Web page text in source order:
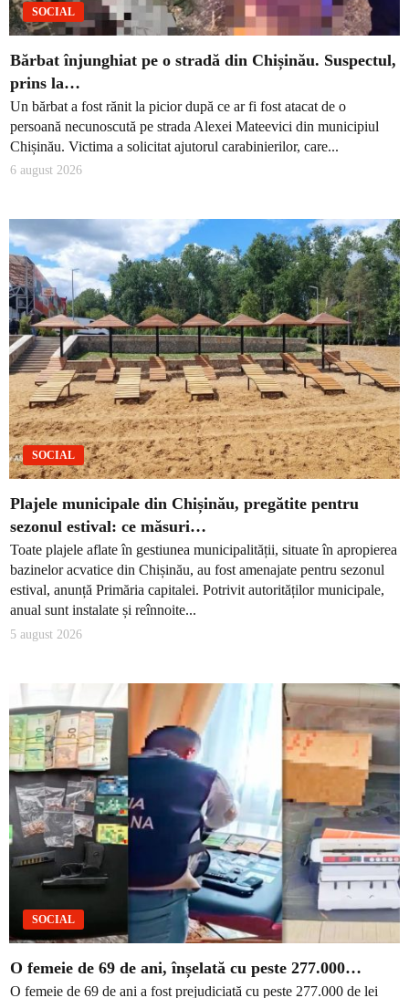
SOCIAL
Bărbat înjunghiat pe o stradă din Chișinău. Suspectul,
prins la…
Un bărbat a fost rănit la picior după ce ar fi fost atacat de o
persoană necunoscută pe strada Alexei Mateevici din municipiul
Chișinău. Victima a solicitat ajutorul carabinierilor, care...
6 august 2026
SOCIAL
Plajele municipale din Chișinău, pregătite pentru
sezonul estival: ce măsuri…
Toate plajele aflate în gestiunea municipalității, situate în apropierea
bazinelor acvatice din Chișinău, au fost amenajate pentru sezonul
estival, anunță Primăria capitalei. Potrivit autorităților municipale,
anual sunt instalate și reînnoite...
5 august 2026
SOCIAL
O femeie de 69 de ani, înșelată cu peste 277.000…
O femeie de 69 de ani a fost prejudiciată cu peste 277.000 de lei